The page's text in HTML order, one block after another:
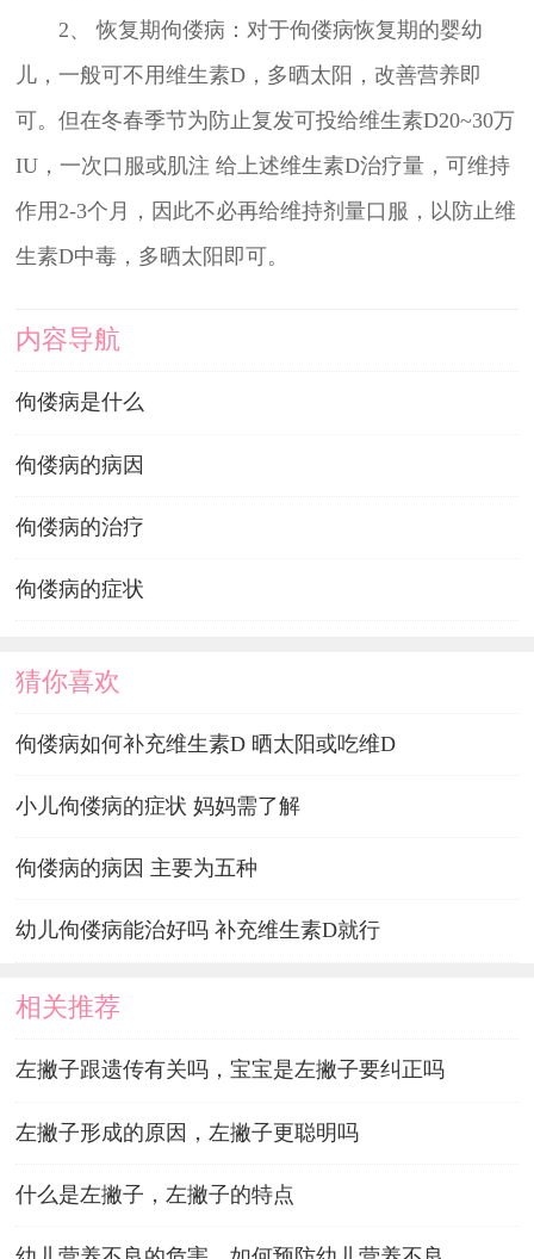
2、 恢复期佝偻病：对于佝偻病恢复期的婴幼
儿，一般可不用维生素D，多晒太阳，改善营养即
可。但在冬春季节为防止复发可投给维生素D20~30万
IU，一次口服或肌注 给上述维生素D治疗量，可维持
作用2-3个月，因此不必再给维持剂量口服，以防止维
生素D中毒，多晒太阳即可。
内容导航
佝偻病是什么
佝偻病的病因
佝偻病的治疗
佝偻病的症状
猜你喜欢
佝偻病如何补充维生素D 晒太阳或吃维D
小儿佝偻病的症状 妈妈需了解
佝偻病的病因 主要为五种
幼儿佝偻病能治好吗 补充维生素D就行
相关推荐
左撇子跟遗传有关吗，宝宝是左撇子要纠正吗
左撇子形成的原因，左撇子更聪明吗
什么是左撇子，左撇子的特点